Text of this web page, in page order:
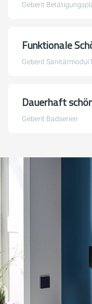
Geberit
Funktionale
Geberit Sanitärmodul
Dauerhaft
Geberit Badserien